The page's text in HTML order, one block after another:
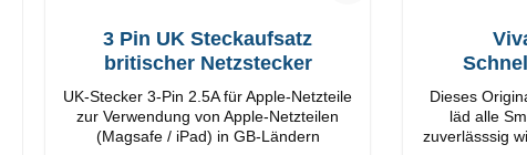
3 Pin UK Steckaufsatz
britischer Netzstecker
UK-Stecker 3-Pin 2.5A für Apple-Netzteile
zur Verwendung von Apple-Netzteilen
(Magsafe / iPad) in GB-Ländern
Dieses
läd alle
zuverlässsig